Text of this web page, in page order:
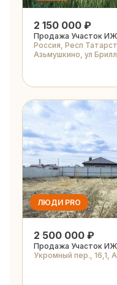
2 150 000 ₽
Продажа Участок
Россия, Респ
Азьмушкино, ул
ЛЮДИ PRO
2 500 000 ₽
Продажа Участок
Укромный пер., 16,1,